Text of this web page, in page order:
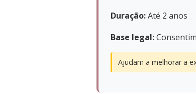
Duração:Até 2 anos
Base legal:
Ajudam a melhorar a